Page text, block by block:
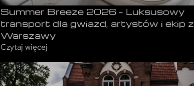
Summer Breeze 2026 – Luksusowy
transport dla gwiazd, artystów i ekip z
Warszawy
Czytaj więcej